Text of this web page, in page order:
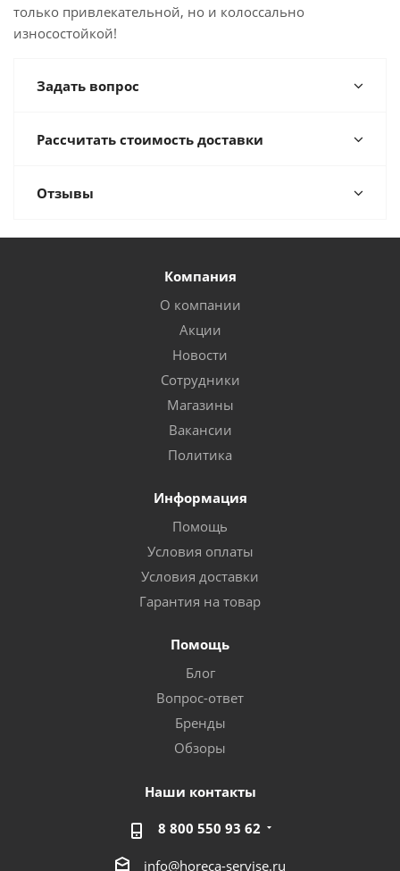
только привлекательной, но и колоссально
износостойкой!
Задать вопрос
Рассчитать стоимость доставки
Отзывы
Компания
О компании
Акции
Новости
Сотрудники
Магазины
Вакансии
Политика
Информация
Помощь
Условия оплаты
Условия доставки
Гарантия на товар
Помощь
Блог
Вопрос-ответ
Бренды
Обзоры
Наши контакты
8 800 550 93 62
info@horeca-servise.ru